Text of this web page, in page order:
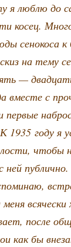
я люб­лю до
косец.
сено­ко­са
на тему
—
вме­сте с
1935 году я
что­бы
ней
вся­че­ски
после
как бы